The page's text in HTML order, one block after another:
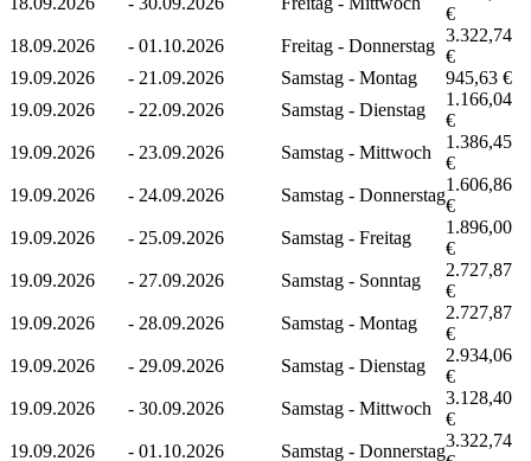
€
18.09.2026
- 01.10.2026 Freitag - Donnerstag
3.322,74
€
19.09.2026
- 21.09.2026 Samstag - Montag
945,63 €
19.09.2026
- 22.09.2026 Samstag - Dienstag
1.166,04
€
19.09.2026
- 23.09.2026 Samstag - Mittwoch
1.386,45
€
19.09.2026
- 24.09.2026 Samstag - Donnerstag
1.606,86
€
19.09.2026
- 25.09.2026 Samstag - Freitag
1.896,00
€
19.09.2026
- 27.09.2026 Samstag - Sonntag
2.727,87
€
19.09.2026
- 28.09.2026 Samstag - Montag
2.727,87
€
19.09.2026
- 29.09.2026 Samstag - Dienstag
2.934,06
€
19.09.2026
- 30.09.2026 Samstag - Mittwoch
3.128,40
€
19.09.2026
- 01.10.2026 Samstag - Donnerstag
3.322,74